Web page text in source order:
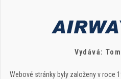
Vydává:
Webové stránky byly založeny v roce